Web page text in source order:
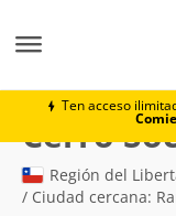
Ten acceso
Cerro
Región del
/ Ciudad cercana: